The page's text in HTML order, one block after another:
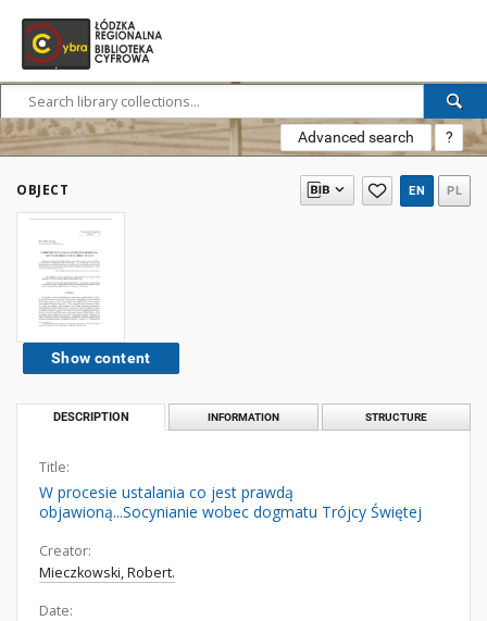
Advanced search ?
OBJECT EN PL
Show content
DESCRIPTION INFORMATION STRUCTURE
Title:
W procesie ustalania co jest prawdą
objawioną...Socynianie wobec dogmatu Trójcy Świętej
Creator:
Mieczkowski, Robert.
Date: